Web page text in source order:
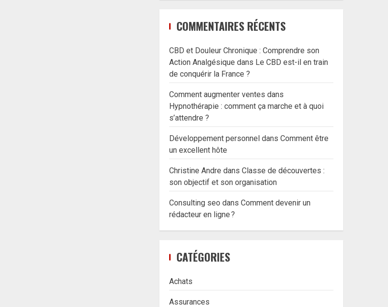
COMMENTAIRES RÉCENTS
CBD et Douleur Chronique : Comprendre son
Action Analgésique dans Le CBD est-il en train
de conquérir la France ?
Comment augmenter ventes dans
Hypnothérapie : comment ça marche et à quoi
s’attendre ?
Développement personnel dansComment être
un excellent hôte
Christine Andre dansClasse de découvertes :
son objectif et son organisation
Consulting seo dansComment devenir un
rédacteur en ligne ?
CATÉGORIES
Achats
Assurances